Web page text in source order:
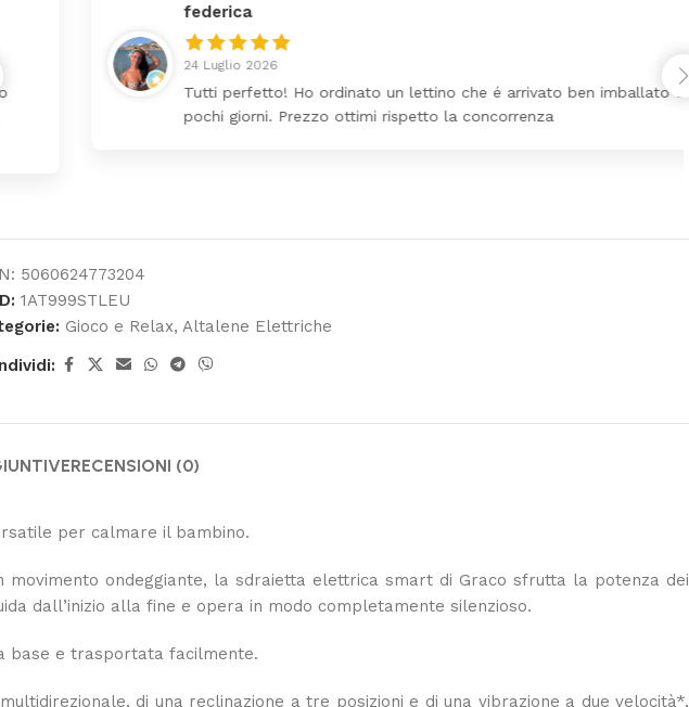
24 Luglio 2026
Tutti perfetto! Ho ordinato un lettino che é arrivato ben imballato dopo
pochi giorni. Prezzo ottimi rispetto la concorrenza
5060624773204
1AT999STLEU
Gioco e Relax, Altalene Elettriche
RECENSIONI (0)
per calmare il bambino.
ondeggiante, la sdraietta elettrica smart di Graco sfrutta la potenza dei
dall’inizio alla fine e opera in modo completamente silenzioso.
base e trasportata facilmente.
di una reclinazione a tre posizioni e di una vibrazione a due velocità*,